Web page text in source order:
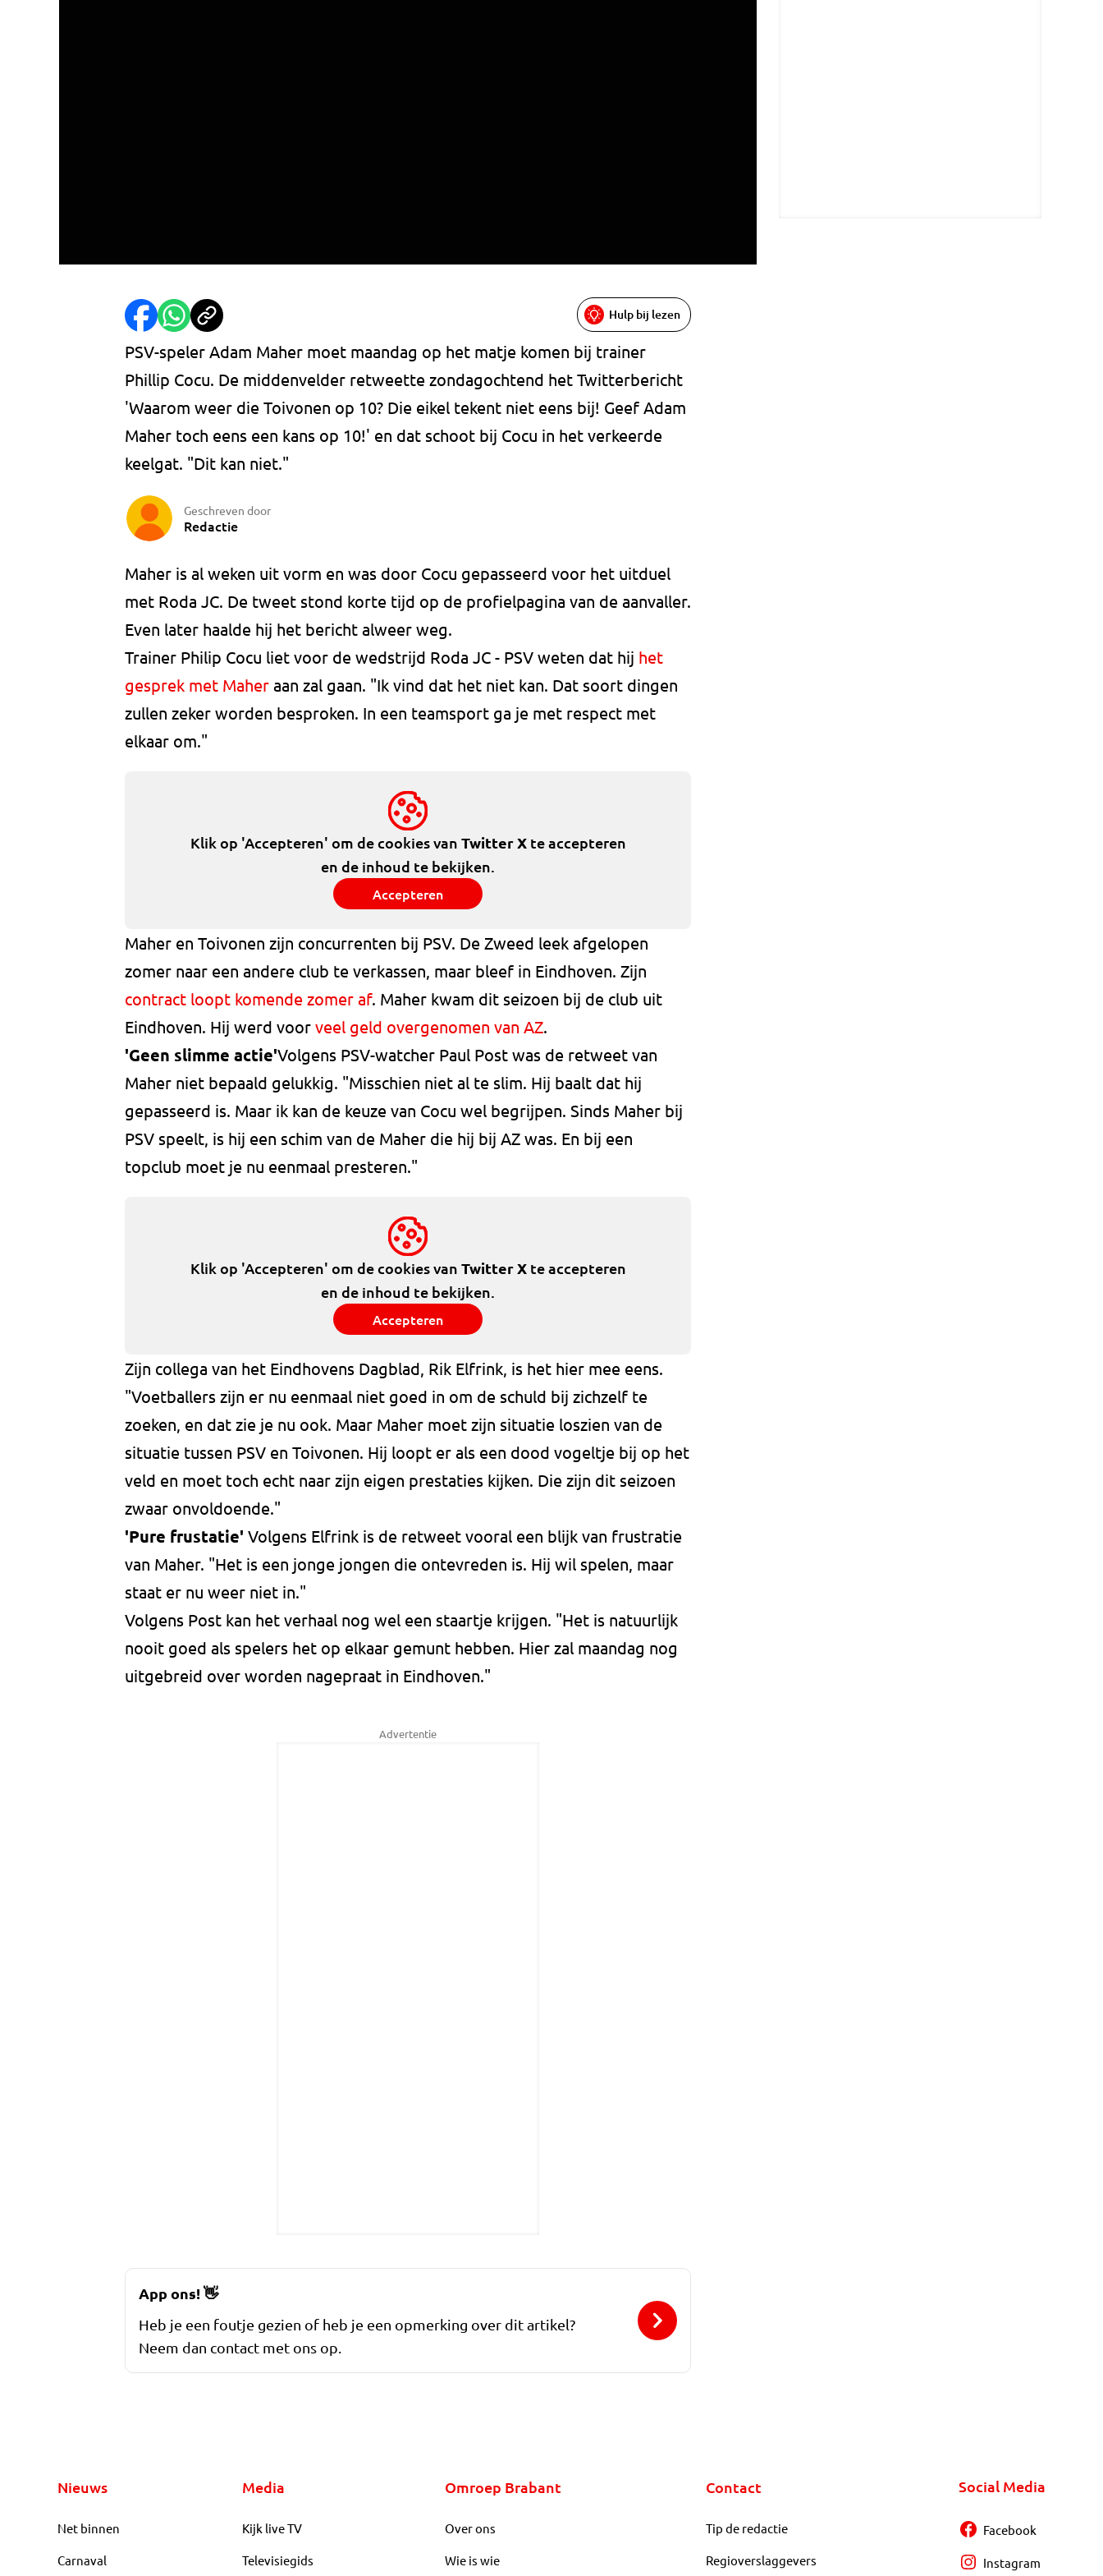
Hulp bij lezen
PSV-speler Adam Maher moet maandag op het matje komen bij trainer
Phillip Cocu. De middenvelder retweette zondagochtend het Twitterbericht
'Waarom weer die Toivonen op 10? Die eikel tekent niet eens bij! Geef Adam
Maher toch eens een kans op 10!' en dat schoot bij Cocu in het verkeerde
keelgat. "Dit kan niet."
Geschreven door
Redactie
Maher is al weken uit vorm en was door Cocu gepasseerd voor het uitduel
met Roda JC. De tweet stond korte tijd op de profielpagina van de aanvaller.
Even later haalde hij het bericht alweer weg.
Trainer Philip Cocu liet voor de wedstrijd Roda JC - PSV weten dat hij het
gesprek met Maher aan zal gaan. "Ik vind dat het niet kan. Dat soort dingen
zullen zeker worden besproken. In een teamsport ga je met respect met
elkaar om."
Klik op 'Accepteren' om de cookies van Twitter Xte accepteren
en de inhoud te bekijken.
Accepteren
Maher en Toivonen zijn concurrenten bij PSV. De Zweed leek afgelopen
zomer naar een andere club te verkassen, maar bleef in Eindhoven. Zijn
contract loopt komende zomer af. Maher kwam dit seizoen bij de club uit
Eindhoven. Hij werd voor veel geld overgenomen van AZ.
'Geen slimme actie'Volgens PSV-watcher Paul Post was de retweet van
Maher niet bepaald gelukkig. "Misschien niet al te slim. Hij baalt dat hij
gepasseerd is. Maar ik kan de keuze van Cocu wel begrijpen. Sinds Maher bij
PSV speelt, is hij een schim van de Maher die hij bij AZ was. En bij een
topclub moet je nu eenmaal presteren."
Klik op 'Accepteren' om de cookies van Twitter Xte accepteren
en de inhoud te bekijken.
Accepteren
Zijn collega van het Eindhovens Dagblad, Rik Elfrink, is het hier mee eens.
"Voetballers zijn er nu eenmaal niet goed in om de schuld bij zichzelf te
zoeken, en dat zie je nu ook. Maar Maher moet zijn situatie loszien van de
situatie tussen PSV en Toivonen. Hij loopt er als een dood vogeltje bij op het
veld en moet toch echt naar zijn eigen prestaties kijken. Die zijn dit seizoen
zwaar onvoldoende."
'Pure frustatie' Volgens Elfrink is de retweet vooral een blijk van frustratie
van Maher. "Het is een jonge jongen die ontevreden is. Hij wil spelen, maar
staat er nu weer niet in."
Volgens Post kan het verhaal nog wel een staartje krijgen. "Het is natuurlijk
nooit goed als spelers het op elkaar gemunt hebben. Hier zal maandag nog
uitgebreid over worden nagepraat in Eindhoven."
Advertentie
App ons!👋
Heb je een foutje gezien of heb je een opmerking over dit artikel?
Neem dan contact met ons op.
Nieuws
Net binnen
Carnaval
Media
Kijk live TV
Televisiegids
Omroep Brabant
Over ons
Wie is wie
Contact
Tip de redactie
Regioverslaggevers
Social Media
Facebook
Instagram